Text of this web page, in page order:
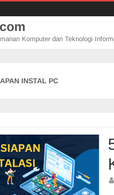
Komputer dan Teknologi
INSTAL PC